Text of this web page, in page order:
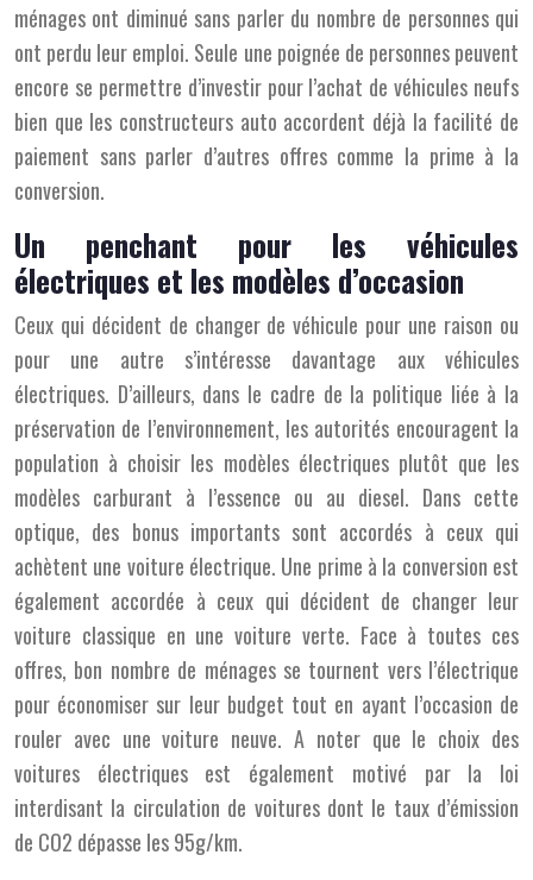
ménages ont diminué sans parler du nombre de personnes qui
ont perdu leur emploi. Seule une poignée de personnes peuvent
encore se permettre d’investir pour l’achat de véhicules neufs
bien que les constructeurs auto accordent déjà la facilité de
paiement sans parler d’autres offres comme la prime à la
conversion.
Un penchant pour les véhicules
électriques et les modèles d’occasion
Ceux qui décident de changer de véhicule pour une raison ou
pour une autre s’intéresse davantage aux véhicules
électriques. D’ailleurs, dans le cadre de la politique liée à la
préservation de l’environnement, les autorités encouragent la
population à choisir les modèles électriques plutôt que les
modèles carburant à l’essence ou au diesel. Dans cette
optique, des bonus importants sont accordés à ceux qui
achètent une voiture électrique. Une prime à la conversion est
également accordée à ceux qui décident de changer leur
voiture classique en une voiture verte. Face à toutes ces
offres, bon nombre de ménages se tournent vers l’électrique
pour économiser sur leur budget tout en ayant l’occasion de
rouler avec une voiture neuve. A noter que le choix des
voitures électriques est également motivé par la loi
interdisant la circulation de voitures dont le taux d’émission
de CO2 dépasse les 95g/km.